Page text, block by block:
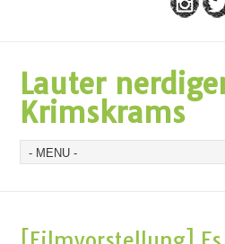
Lauter
Krimskrams